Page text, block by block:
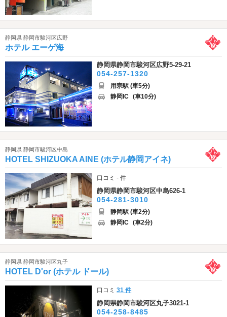
静岡県 静岡市駿河区広野
ホテル エーゲ海
静岡県静岡市駿河区広野5-29-21
054-257-1320
用宗駅 (車5分)
静岡IC (車10分)
静岡県 静岡市駿河区中島
HOTEL SHIZUOKA AINE (ホテル静岡アイネ)
口コミ - 件
静岡県静岡市駿河区中島626-1
054-281-3010
静岡駅 (車2分)
静岡IC (車2分)
静岡県 静岡市駿河区丸子
HOTEL D'or (ホテル ドール)
口コミ31 件
静岡県静岡市駿河区丸子3021-1
054-258-8485